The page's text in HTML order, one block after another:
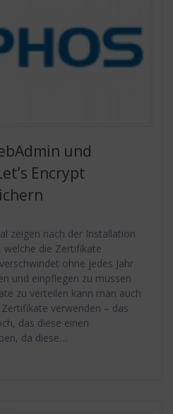
und
Encrypt
zeigen nach der Installation
welche die Zertifikate
ohne jedes Jahr
und einpflegen zu müssen
zu verteilen kann man auch
verwenden – das
das diese einen
da diese…